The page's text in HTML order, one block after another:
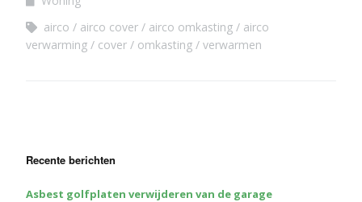
airco
airco cover airco omkasting
airco
verwarming
cover omkasting verwarmen
Recente berichten
Asbest golfplaten verwijderen van de garage